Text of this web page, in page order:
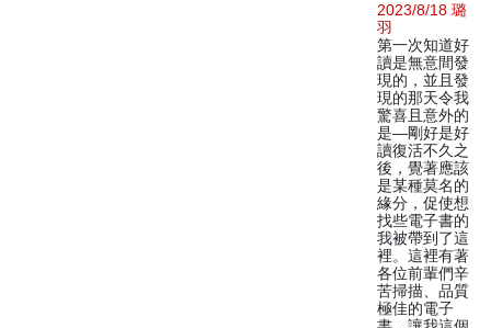
2023/8/18 璐
羽
第一次知道好
讀是無意間發
現的，並且發
現的那天令我
驚喜且意外的
是—剛好是好
讀復活不久之
後，覺著應該
是某種莫名的
緣分，促使想
找些電子書的
我被帶到了這
裡。這裡有著
各位前輩們辛
苦掃描、品質
極佳的電子